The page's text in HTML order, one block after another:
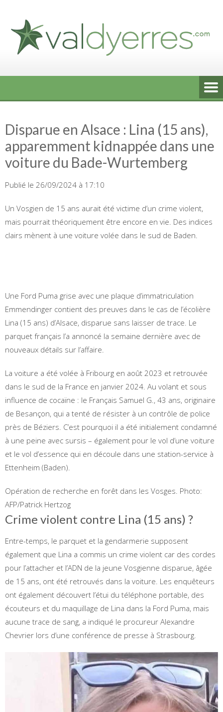
content
Disparue en Alsace : Lina (15 ans),
apparemment kidnappée dans une
voiture du Bade-Wurtemberg
Publié le 26/09/2024 à 17:10
Un Vosgien de 15 ans aurait été victime d’un crime violent,
mais pourrait théoriquement être encore en vie. Des indices
clairs mènent à une voiture volée dans le sud de Baden.
Une Ford Puma grise avec une plaque d’immatriculation
Emmendinger contient des preuves dans le cas de l’écolière
Lina (15 ans) d’Alsace, disparue sans laisser de trace. Le
parquet français l’a annoncé la semaine dernière avec de
nouveaux détails sur l’affaire.
La voiture a été volée à Fribourg en août 2023 et retrouvée
dans le sud de la France en janvier 2024. Au volant et sous
influence de cocaïne : le Français Samuel G., 43 ans, originaire
de Besançon, qui a tenté de résister à un contrôle de police
près de Béziers. C’est pourquoi il a été initialement condamné
à une peine avec sursis – également pour le vol d’une voiture
et le vol d’essence qui en découle dans une station-service à
Ettenheim (Baden).
Opération de recherche en forêt dans les Vosges. Photo:
AFP/Patrick Hertzog
Crime violent contre Lina (15 ans) ?
Entre-temps, le parquet et la gendarmerie supposent
également que Lina a commis un crime violent car des cordes
pour l’attacher et l’ADN de la jeune Vosgienne disparue, âgée
de 15 ans, ont été retrouvés dans la voiture. Les enquêteurs
ont également découvert l’étui du téléphone portable, des
écouteurs et du maquillage de Lina dans la Ford Puma, mais
aucune trace de sang, a indiqué le procureur Alexandre
Chevrier lors d’une conférence de presse à Strasbourg.